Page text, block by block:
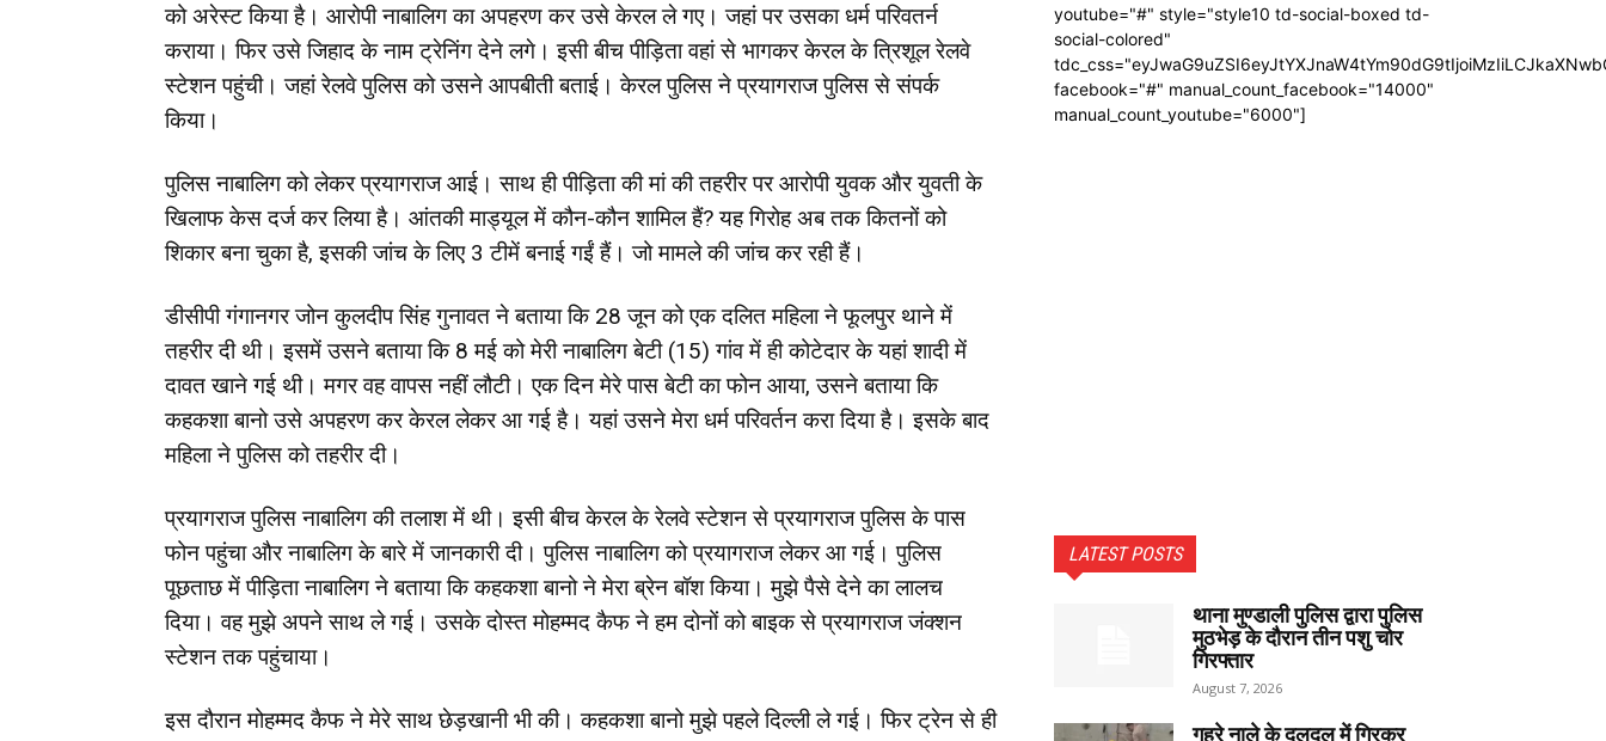
को अरेस्ट किया है। आरोपी नाबालिग का अपहरण कर उसे केरल ले गए। जहां पर उसका धर्म परिवतर्न
कराया। फिर उसे जिहाद के नाम ट्रेनिंग देने लगे। इसी बीच पीड़िता वहां से भागकर केरल के त्रिशूल रेलवे
स्टेशन पहुंची। जहां रेलवे पुलिस को उसने आपबीती बताई। केरल पुलिस ने प्रयागराज पुलिस से संपर्क
किया।
पुलिस नाबालिग को लेकर प्रयागराज आई। साथ ही पीड़िता की मां की तहरीर पर आरोपी युवक और युवती के
खिलाफ केस दर्ज कर लिया है। आंतकी माड्यूल में कौन-कौन शामिल हैं? यह गिरोह अब तक कितनों को
शिकार बना चुका है, इसकी जांच के लिए 3 टीमें बनाई गईं हैं। जो मामले की जांच कर रही हैं।
डीसीपी गंगानगर जोन कुलदीप सिंह गुनावत ने बताया कि 28 जून को एक दलित महिला ने फूलपुर थाने में
तहरीर दी थी। इसमें उसने बताया कि 8 मई को मेरी नाबालिग बेटी (15) गांव में ही कोटेदार के यहां शादी में
दावत खाने गई थी। मगर वह वापस नहीं लौटी। एक दिन मेरे पास बेटी का फोन आया, उसने बताया कि
कहकशा बानो उसे अपहरण कर केरल लेकर आ गई है। यहां उसने मेरा धर्म परिवर्तन करा दिया है। इसके बाद
महिला ने पुलिस को तहरीर दी।
प्रयागराज पुलिस नाबालिग की तलाश में थी। इसी बीच केरल के रेलवे स्टेशन से प्रयागराज पुलिस के पास
फोन पहुंचा और नाबालिग के बारे में जानकारी दी। पुलिस नाबालिग को प्रयागराज लेकर आ गई। पुलिस
पूछताछ में पीड़िता नाबालिग ने बताया कि कहकशा बानो ने मेरा ब्रेन बॉश किया। मुझे पैसे देने का लालच
दिया। वह मुझे अपने साथ ले गई। उसके दोस्त मोहम्मद कैफ ने हम दोनों को बाइक से प्रयागराज जंक्शन
स्टेशन तक पहुंचाया।
इस दौरान मोहम्मद कैफ ने मेरे साथ छेड़खानी भी की। कहकशा बानो मुझे पहले दिल्ली ले गई। फिर ट्रेन से ही
youtube="#" style="style10 td-social-boxed td-
social-colored"
facebook="#" manual_count_facebook="14000"
manual_count_youtube="6000"]
LATEST POSTS
थाना मुण्डाली पुलिस द्वारा पुलिस
मुठभेड़ के दौरान तीन पशु चोर
गिरफ्तार
August 7, 2026
गहरे नाले के दलदल में गिरकर